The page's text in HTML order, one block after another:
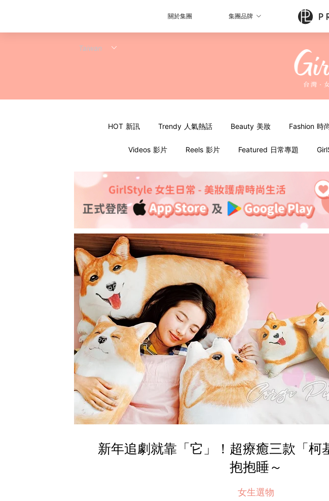
關於集團 集團品牌
HOT 新訊 Trendy 人氣熱話 Beauty 美妝 Fashion 時
Videos 影片 Reels 影片 Featured 日常專題
新年追劇就靠「它」！超療癒三款「柯
抱抱睡～
女生選物